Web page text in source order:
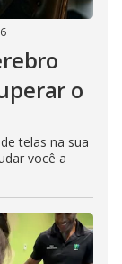
o
telas na sua
você a